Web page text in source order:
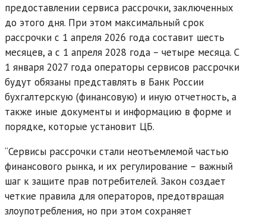
предоставлении сервиса рассрочки, заключенных
до этого дня. При этом максимальный срок
рассрочки с 1 апреля 2026 года составит шесть
месяцев, а с 1 апреля 2028 года – четыре месяца. С
1 января 2027 года операторы сервисов рассрочки
будут обязаны представлять в Банк России
бухгалтерскую (финансовую) и иную отчетность, а
также иные документы и информацию в форме и
порядке, которые установит ЦБ.
“Сервисы рассрочки стали неотъемлемой частью
финансового рынка, и их регулирование – важный
шаг к защите прав потребителей. Закон создает
четкие правила для операторов, предотвращая
злоупотребления, но при этом сохраняет